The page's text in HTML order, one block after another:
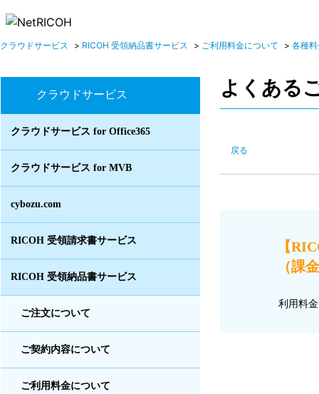
クラウドサービス > RICOH 受領納品書サービス > ご利用料金について > 各種
クラウドサービス
クラウドサービス for Office365
クラウドサービス for MVB
cybozu.com
RICOH 受領請求書サービス
RICOH 受領納品書サービス
ご注文について
ご契約内容について
ご利用料金について
よくある
戻る
【
（課
利用料